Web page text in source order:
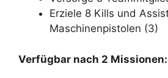
Erziele 8 Kills und
Maschinenpistolen (3)
Verfügbar nach 2 Missionen: